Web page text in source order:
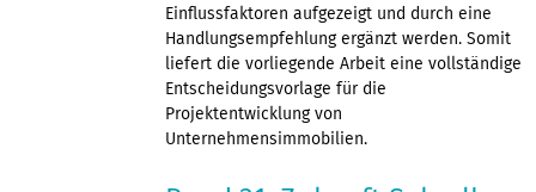
Einflussfaktoren aufgezeigt und durch eine
Handlungsempfehlung ergänzt werden. Somit
liefert die vorliegende Arbeit eine vollständige
Entscheidungsvorlage für die
Projektentwicklung von
Unternehmensimmobilien.